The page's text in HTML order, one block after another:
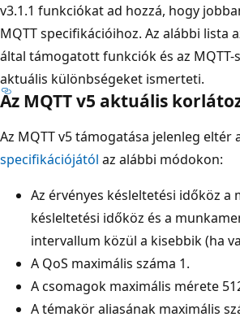
v3.1.1 funkciókat ad hozzá, hogy
MQTT specifikációihoz. Az alábbi lista
által támogatott funkciók és az
aktuális különbségeket ismerteti.
Az MQTT v5 aktuális
Az MQTT v5 támogatása jelenleg eltér
specifikációjától az alábbi módokon:
Az érvényes késleltetési időköz a
késleltetési időköz és a
intervallum közül a kisebbik (ha
A QoS maximális száma 1.
A csomagok maximális mérete
A témakör aliasának maximális